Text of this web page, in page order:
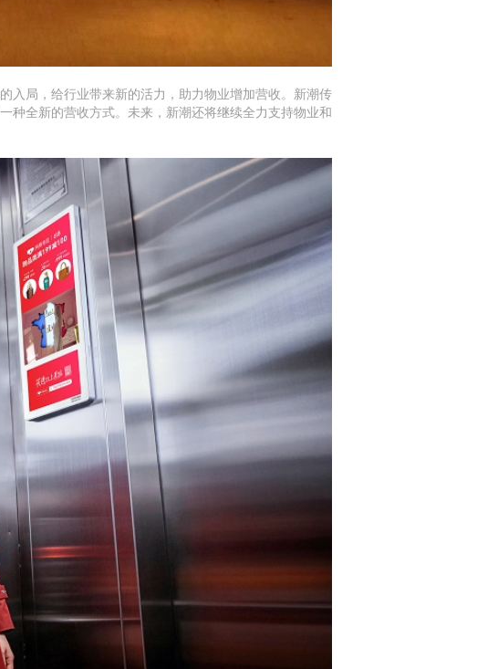
入局，给行业带来新的活力，助力物业增加营收。新潮传
种全新的营收方式。未来，新潮还将继续全力支持物业和